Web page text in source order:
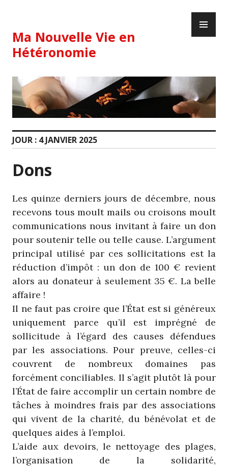
content
Ma Nouvelle Vie en
Hétéronomie
JOUR : 4 JANVIER 2025
Dons
Les quinze derniers jours de décembre, nous
recevons tous moult mails ou croisons moult
communications nous invitant à faire un don
pour soutenir telle ou telle cause. L’argument
principal utilisé par ces sollicitations est la
réduction d’impôt : un don de 100 € revient
alors au donateur à seulement 35 €. La belle
affaire !
Il ne faut pas croire que l’État est si généreux
uniquement parce qu’il est imprégné de
sollicitude à l’égard des causes défendues
par les associations. Pour preuve, celles-ci
couvrent de nombreux domaines pas
forcément conciliables. Il s’agit plutôt là pour
l’État de faire accomplir un certain nombre de
tâches à moindres frais par des associations
qui vivent de la charité, du bénévolat et de
quelques aides à l’emploi.
L’aide aux devoirs, le nettoyage des plages,
l’organisation de la solidarité,